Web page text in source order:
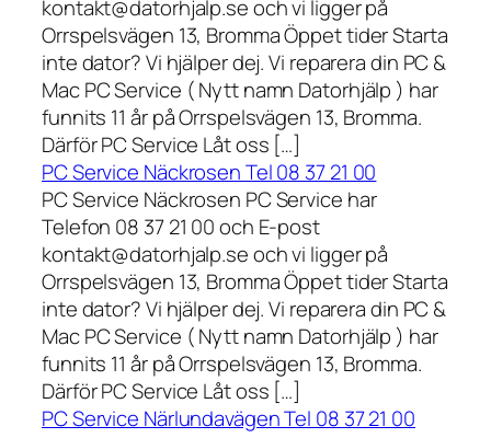
kontakt@datorhjalp.se och vi ligger på
Orrspelsvägen 13, Bromma Öppet tider Starta
inte dator? Vi hjälper dej. Vi reparera din PC &
Mac PC Service ( Nytt namn Datorhjälp ) har
funnits 11 år på Orrspelsvägen 13, Bromma.
Därför PC Service Låt oss […]
PC Service Näckrosen Tel 08 37 21 00
PC Service Näckrosen PC Service har
Telefon 08 37 21 00 och E-post
kontakt@datorhjalp.se och vi ligger på
Orrspelsvägen 13, Bromma Öppet tider Starta
inte dator? Vi hjälper dej. Vi reparera din PC &
Mac PC Service ( Nytt namn Datorhjälp ) har
funnits 11 år på Orrspelsvägen 13, Bromma.
Därför PC Service Låt oss […]
PC Service Närlundavägen Tel 08 37 21 00